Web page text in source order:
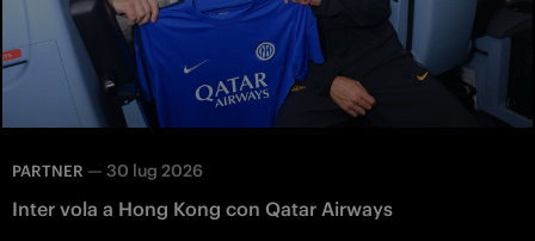
PARTNER — 30 lug 2026
Inter vola a Hong Kong con Qatar Airways